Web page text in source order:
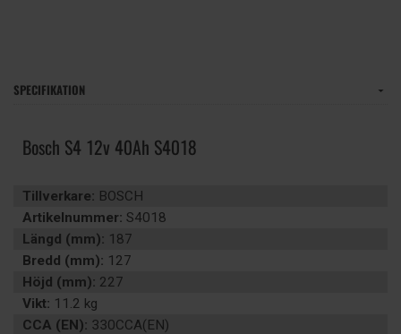
SPECIFIKATION
Bosch S4 12v 40Ah S4018
Tillverkare: BOSCH
Artikelnummer: S4018
Längd (mm): 187
Bredd (mm): 127
Höjd (mm): 227
Vikt: 11.2 kg
CCA (EN): 330CCA(EN)